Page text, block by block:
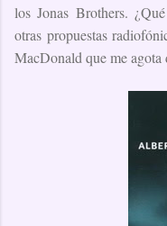
los Jonas Brothers.
otras propuestas
MacDonald que me agota